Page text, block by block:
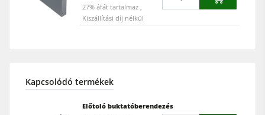
27% áfát tartalmaz ,
Kiszállítási díj nélkül
Kapcsolódó termékek
Előtoló buktatóberendezés